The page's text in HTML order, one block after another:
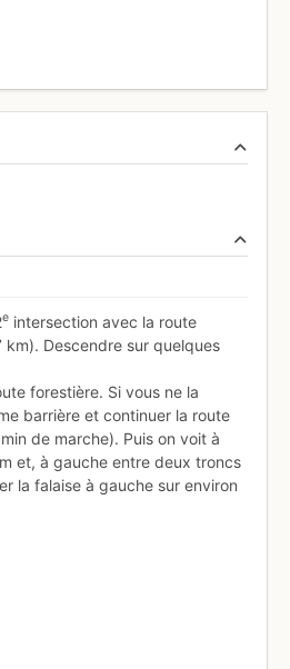
e intersection avec la route
Descendre sur quelques
forestière. Si vous ne la
barrière et continuer la route
de marche). Puis on voit à
et, à gauche entre deux troncs
la falaise à gauche sur environ